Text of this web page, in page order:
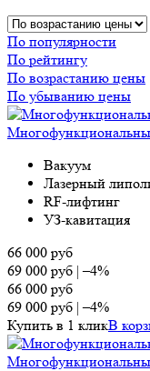
По популярности
По рейтингу
По возрастанию цены
По убыванию цены
Вакуум
Лазерный
RF-лифтинг
УЗ-кавитация
66 000 руб
69 000 руб |–4%
66 000 руб
69 000 руб |–4%
Купить в 1 кликВ